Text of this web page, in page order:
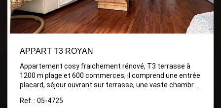
APPART T3 ROYAN
Appartement cosy fraichement rénové, T3 terrasse à
1200 m plage et 600 commerces, il comprend une entrée
placard, séjour ouvrant sur terrasse, une vaste chambre
une chambre avec placard, salle d'eau , WC, cuisine
Ref. : 05-4725